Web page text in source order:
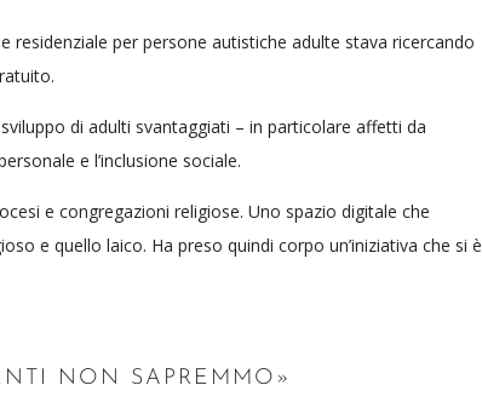
residenziale per persone autistiche adulte stava ricercando
di adulti svantaggiati – in particolare affetti da
e l’inclusione sociale.
e congregazioni religiose. Uno spazio digitale che
e quello laico. Ha preso quindi corpo un’iniziativa che si è
NON SAPREMMO»